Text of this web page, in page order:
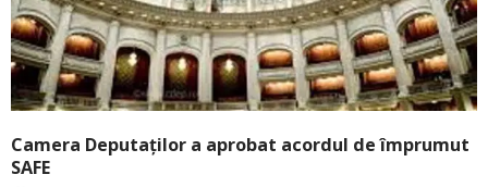
Camera Deputaților a aprobat acordul de împrumut
SAFE